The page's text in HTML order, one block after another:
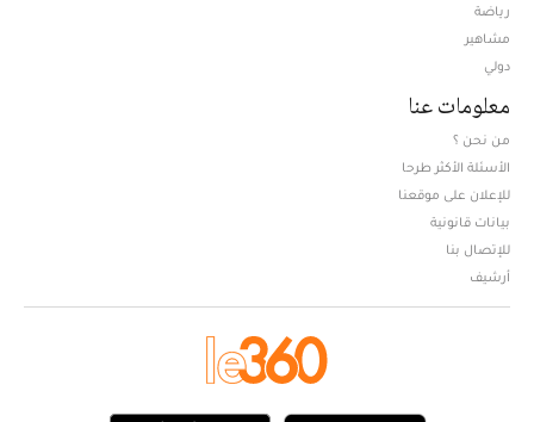
رياضة
مشاهير
دولي
معلومات عنا
من نحن ؟
الأسئلة الأكثر طرحا
للإعلان على موقعنا
بيانات قانونية
للإتصال بنا
أرشيف